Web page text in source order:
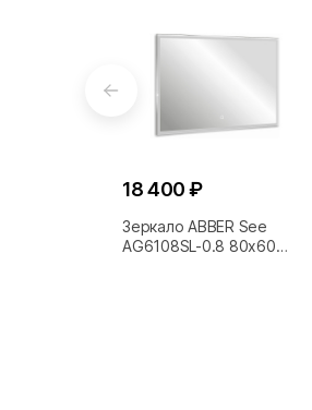
18 400 ₽
Зеркало ABBER See
AG6108SL-0.8 80x60